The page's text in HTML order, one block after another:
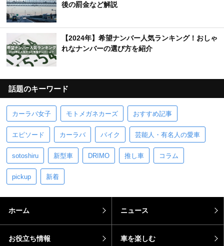
後の罰金など解説
【2024年】希望ナンバー人気ランキング！おしゃ
れなナンバーの選び方を紹介
話題のキーワード
カーラバ女子 モトメガネカーズ おすすめ記事
エピソード カーラバ バイク 芸能人・有名人の愛車
sotoshiru 新型車 DRIMO 推し車 コラム
pickup 新着
ホーム ニュース
お役立ち情報 車を楽しむ